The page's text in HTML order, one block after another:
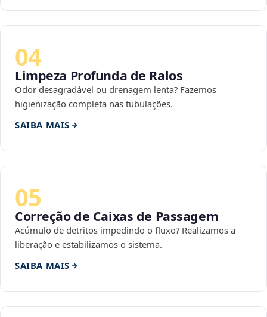
04
Limpeza Profunda de Ralos
Odor desagradável ou drenagem lenta? Fazemos
higienização completa nas tubulações.
SAIBA MAIS
05
Correção de Caixas de Passagem
Acúmulo de detritos impedindo o fluxo? Realizamos a
liberação e estabilizamos o sistema.
SAIBA MAIS